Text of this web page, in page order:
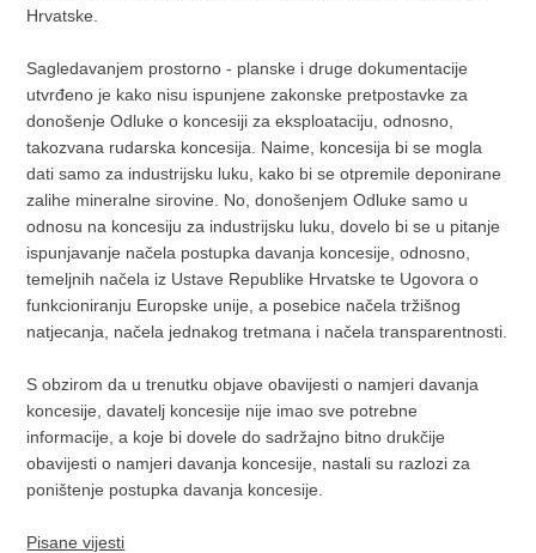
Hrvatske.
Sagledavanjem prostorno - planske i druge dokumentacije
utvrđeno je kako nisu ispunjene zakonske pretpostavke za
donošenje Odluke o koncesiji za eksploataciju, odnosno,
takozvana rudarska koncesija. Naime, koncesija bi se mogla
dati samo za industrijsku luku, kako bi se otpremile deponirane
zalihe mineralne sirovine. No, donošenjem Odluke samo u
odnosu na koncesiju za industrijsku luku, dovelo bi se u pitanje
ispunjavanje načela postupka davanja koncesije, odnosno,
temeljnih načela iz Ustave Republike Hrvatske te Ugovora o
funkcioniranju Europske unije, a posebice načela tržišnog
natjecanja, načela jednakog tretmana i načela transparentnosti.
S obzirom da u trenutku objave obavijesti o namjeri davanja
koncesije, davatelj koncesije nije imao sve potrebne
informacije, a koje bi dovele do sadržajno bitno drukčije
obavijesti o namjeri davanja koncesije, nastali su razlozi za
poništenje postupka davanja koncesije.
Pisane vijesti